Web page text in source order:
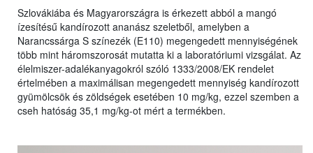
Szlovákiába és Magyarországra is érkezett abból a mangó
ízesítésű kandírozott ananász szeletből, amelyben a
Narancssárga S színezék (E110) megengedett mennyiségének
több mint háromszorosát mutatta ki a laboratóriumi vizsgálat. Az
élelmiszer-adalékanyagokról szóló 1333/2008/EK rendelet
értelmében a maximálisan megengedett mennyiség kandírozott
gyümölcsök és zöldségek esetében 10 mg/kg, ezzel szemben a
cseh hatóság 35,1 mg/kg-ot mért a termékben.